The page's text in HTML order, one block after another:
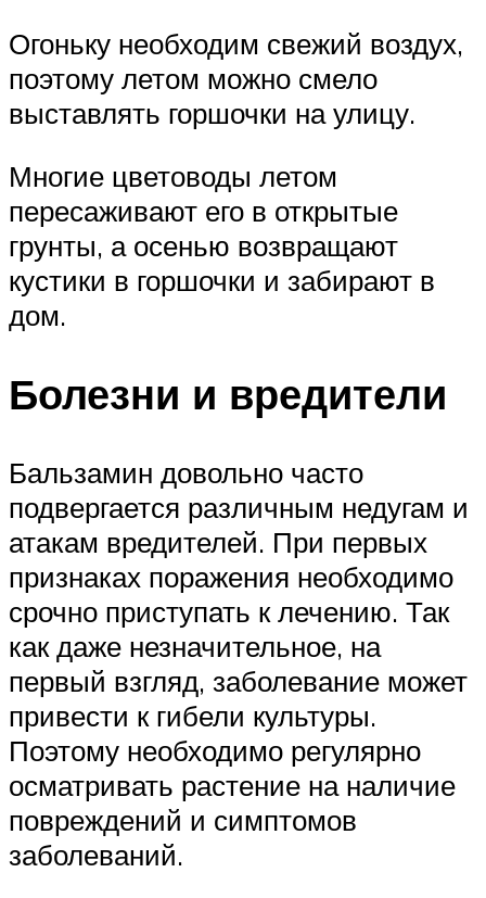
Огоньку необходим свежий воздух,
поэтому летом можно смело
выставлять горшочки на улицу.
Многие цветоводы летом
пересаживают его в открытые
грунты, а осенью возвращают
кустики в горшочки и забирают в
дом.
Болезни и вредители
Бальзамин довольно часто
подвергается различным недугам и
атакам вредителей. При первых
признаках поражения необходимо
срочно приступать к лечению. Так
как даже незначительное, на
первый взгляд, заболевание может
привести к гибели культуры.
Поэтому необходимо регулярно
осматривать растение на наличие
повреждений и симптомов
заболеваний.